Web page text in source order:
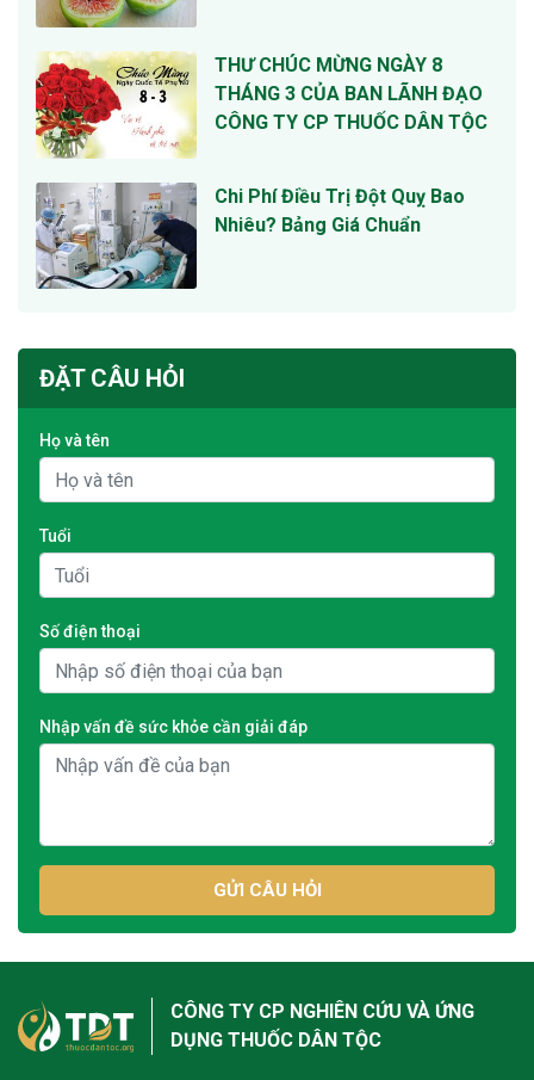
THƯ CHÚC MỪNG NGÀY 8
THÁNG 3 CỦA BAN LÃNH ĐẠO
CÔNG TY CP THUỐC DÂN TỘC
Chi Phí Điều Trị Đột Quỵ Bao
Nhiêu? Bảng Giá Chuẩn
ĐẶT CÂU HỎI
Họ và tên
Tuổi
Số điện thoại
Nhập vấn đề sức khỏe cần giải đáp
GỬI CÂU HỎI
CÔNG TY CP NGHIÊN CỨU VÀ ỨNG
DỤNG THUỐC DÂN TỘC